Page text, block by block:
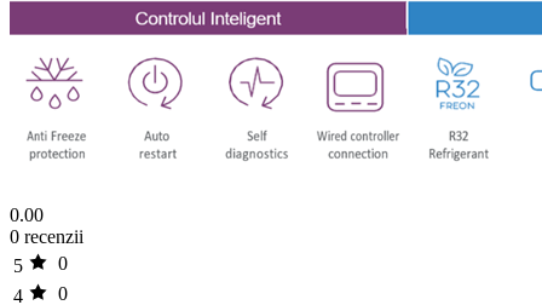
0.00
0 recenzii
5
0
4
0